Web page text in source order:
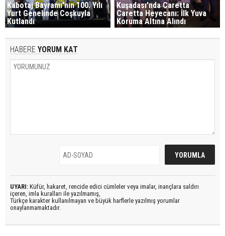
Kabotaj Bayramı'nın 100. Yılı
Yurt Genelinde Coşkuyla
Kutlandı
Kuşadası'nda Caretta
Caretta Heyecanı: İlk Yuva
Koruma Altına Alındı
HABERE YORUM KAT
UYARI: Küfür, hakaret, rencide edici cümleler veya imalar, inançlara saldırı
içeren, imla kuralları ile yazılmamış,
Türkçe karakter kullanılmayan ve büyük harflerle yazılmış yorumlar
onaylanmamaktadır.